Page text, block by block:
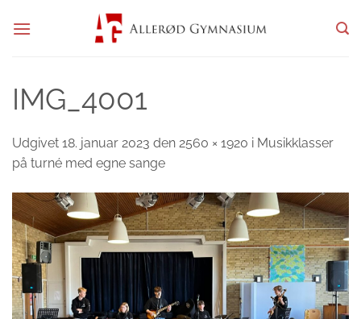
IMG_4001
Udgivet 18. januar 2023 den 2560 × 1920 i Musikklasser
på turné med egne sange